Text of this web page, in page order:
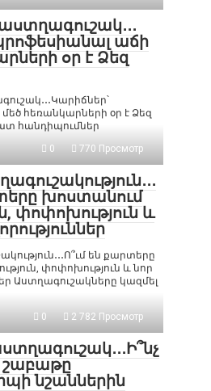
աստղագուշակ․․․
աճի
օր է Ձեզ
հեռանկարների օր է Ձեզ
հանդիպումներ
0 770 Просмотр
խոստանում
փոփոխություն և
են քարտերը
փոփոխություն և նոր
Աստղագուշակները կազմել
0 2 782 Просмотр
շաբաթը
նշաններին